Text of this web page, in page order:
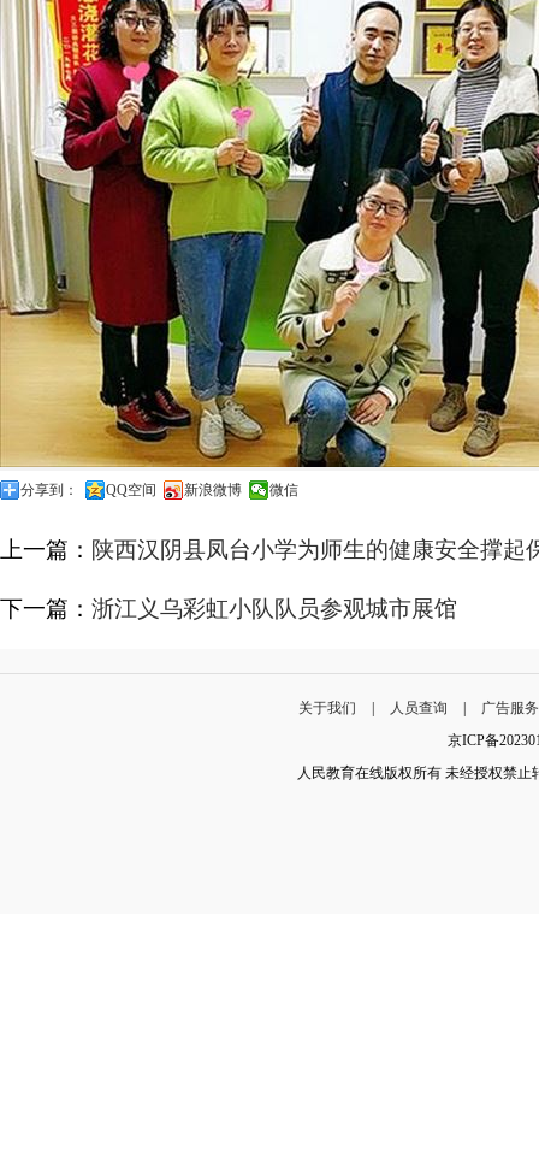
分享到： QQ空间 新浪微博 微信
上一篇： 陕西汉阴县凤台小学为师生的健康安全撑起
下一篇： 浙江义乌彩虹小队队员参观城市展馆
关于我们 人员查询
广告服
京ICP备
人民教育在线版权所有 未经授权禁